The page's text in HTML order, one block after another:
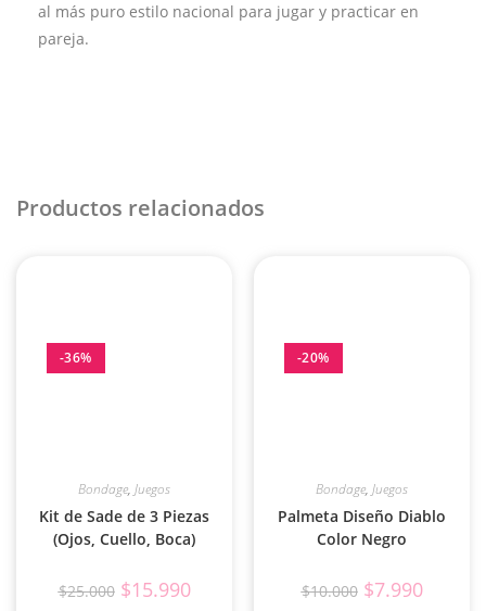
al más puro estilo nacional para jugar y practicar en
pareja.
Productos relacionados
-36%
Bondage, Juegos
Kit de Sade de 3 Piezas
(Ojos, Cuello, Boca)
$25.000 $15.990
-20%
Bondage, Juegos
Palmeta Diseño Diablo
Color Negro
$10.000 $7.990